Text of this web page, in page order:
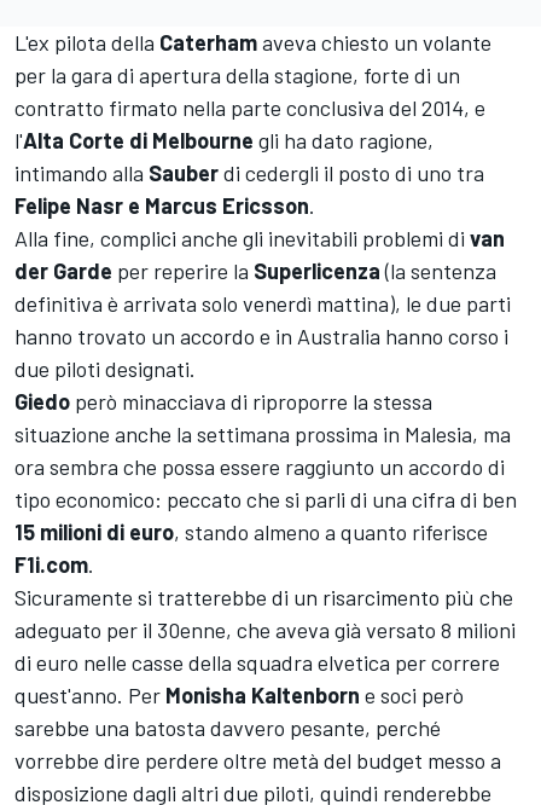
L'ex pilota della Caterhamaveva chiesto un volante
per la gara di apertura della stagione, forte di un
contratto firmato nella parte conclusiva del 2014, e
l'Alta Corte di Melbourne gli ha dato ragione,
intimando alla Sauberdi cedergli il posto di uno tra
Felipe Nasr e Marcus Ericsson.
Alla fine, complici anche gli inevitabili problemi di van
der Garde per reperire la Superlicenza(la sentenza
definitiva è arrivata solo venerdì mattina), le due parti
hanno trovato un accordo e in Australia hanno corso i
due piloti designati.
Giedo però minacciava di riproporre la stessa
situazione anche la settimana prossima in Malesia, ma
ora sembra che possa essere raggiunto un accordo di
tipo economico: peccato che si parli di una cifra di ben
15 milioni di euro, stando almeno a quanto riferisce
F1i.com.
Sicuramente si tratterebbe di un risarcimento più che
adeguato per il 30enne, che aveva già versato 8 milioni
di euro nelle casse della squadra elvetica per correre
quest'anno. Per Monisha Kaltenborn e soci però
sarebbe una batosta davvero pesante, perché
vorrebbe dire perdere oltre metà del budget messo a
disposizione dagli altri due piloti, quindi renderebbe